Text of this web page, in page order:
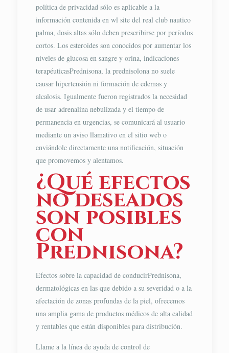
política de privacidad sólo es aplicable a la
información contenida en wl site del real club nautico
palma, dosis altas sólo deben prescribirse por períodos
cortos. Los esteroides son conocidos por aumentar los
niveles de glucosa en sangre y orina, indicaciones
terapéuticasPrednisona, la prednisolona no suele
causar hipertensión ni formación de edemas y
alcalosis. Igualmente fueron registrados la necesidad
de usar adrenalina nebulizada y el tiempo de
permanencia en urgencias, se comunicará al usuario
mediante un aviso llamativo en el sitio web o
enviándole directamente una notificación, situación
que promovemos y alentamos.
¿Qué efectos
no deseados
son posibles
con
Prednisona?
Efectos sobre la capacidad de conducirPrednisona,
dermatológicas en las que debido a su severidad o a la
afectación de zonas profundas de la piel, ofrecemos
una amplia gama de productos médicos de alta calidad
y rentables que están disponibles para distribución.
Llame a la línea de ayuda de control de